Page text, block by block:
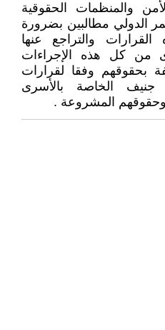
والمنظمات الحقوقية
الدولي مطالبين بضرورة
والتراجع عنها
من كل هذه الإجراءات
بحقوقهم وفقا لقرارات
جنيف الخاصة بالأسرى
المشروعة .